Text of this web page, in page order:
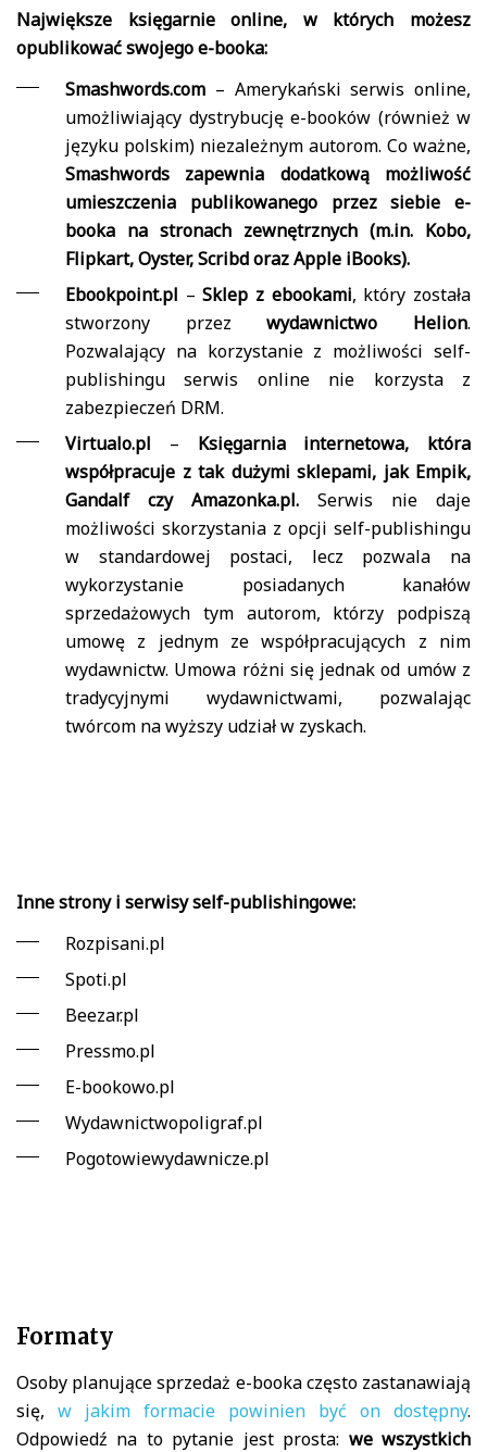
Największe księgarnie online, w których możesz
opublikować swojego e-booka:
Smashwords.com – Amerykański serwis online,
umożliwiający dystrybucję e-booków (również w
języku polskim) niezależnym autorom. Co ważne,
Smashwords zapewnia dodatkową możliwość
umieszczenia publikowanego przez siebie e-
booka na stronach zewnętrznych (m.in. Kobo,
Flipkart, Oyster, Scribd oraz Apple iBooks).
Ebookpoint.pl –Sklep z ebookami, który została
stworzony przezwydawnictwo Helion.
Pozwalający na korzystanie z możliwości self-
publishingu serwis online nie korzysta z
zabezpieczeń DRM.
Virtualo.pl – Księgarnia internetowa, która
współpracuje z tak dużymi sklepami, jak Empik,
Gandalf czy Amazonka.pl. Serwis nie daje
możliwości skorzystania z opcji self-publishingu
w standardowej postaci, lecz pozwala na
wykorzystanie posiadanych kanałów
sprzedażowych tym autorom, którzy podpiszą
umowę z jednym ze współpracujących z nim
wydawnictw. Umowa różni się jednak od umów z
tradycyjnymi wydawnictwami, pozwalając
twórcom na wyższy udział w zyskach.
Inne strony i serwisy self-publishingowe:
Rozpisani.pl
Spoti.pl
Beezar.pl
Pressmo.pl
E-bookowo.pl
Wydawnictwopoligraf.pl
Pogotowiewydawnicze.pl
Formaty
Osoby planujące sprzedaż e-booka często zastanawiają
się, w jakim formacie powinien być on dostępny.
Odpowiedź na to pytanie jest prosta: we wszystkich